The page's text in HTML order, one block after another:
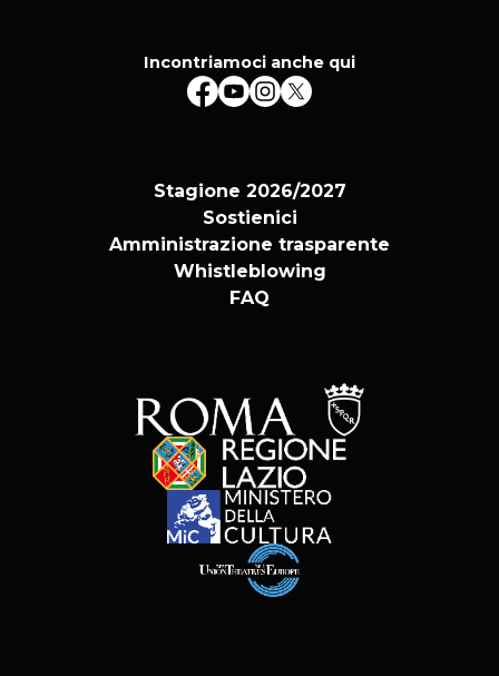
Incontriamoci anche qui
Stagione 2026/2027
Sostienici
Amministrazione trasparente
Whistleblowing
FAQ